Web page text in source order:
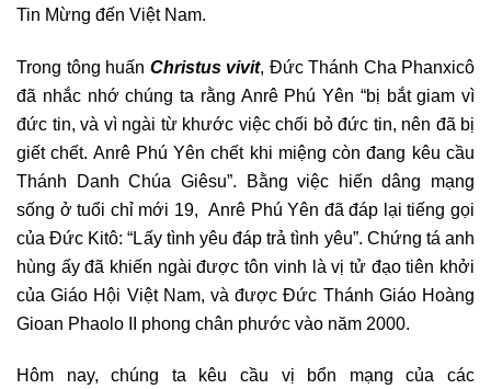
Tin Mừng đến Việt Nam.
Trong tông huấn Christus vivit, Đức Thánh Cha Phanxicô
đã nhắc nhớ chúng ta rằng Anrê Phú Yên “bị bắt giam vì
đức tin, và vì ngài từ khước việc chối bỏ đức tin, nên đã bị
giết chết. Anrê Phú Yên chết khi miệng còn đang kêu cầu
Thánh Danh Chúa Giêsu”. Bằng việc hiến dâng mạng
sống ở tuổi chỉ mới 19, Anrê Phú Yên đã đáp lại tiếng gọi
của Đức Kitô: “Lấy tình yêu đáp trả tình yêu”. Chứng tá anh
hùng ấy đã khiến ngài được tôn vinh là vị tử đạo tiên khởi
của Giáo Hội Việt Nam, và được Đức Thánh Giáo Hoàng
Gioan Phaolo II phong chân phước vào năm 2000.
Hôm nay, chúng ta kêu cầu vị bổn mạng của các